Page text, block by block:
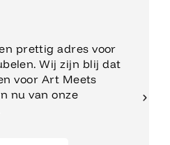
prettig adres voor
Wij zijn blij dat
voor Art Meets
nu van onze